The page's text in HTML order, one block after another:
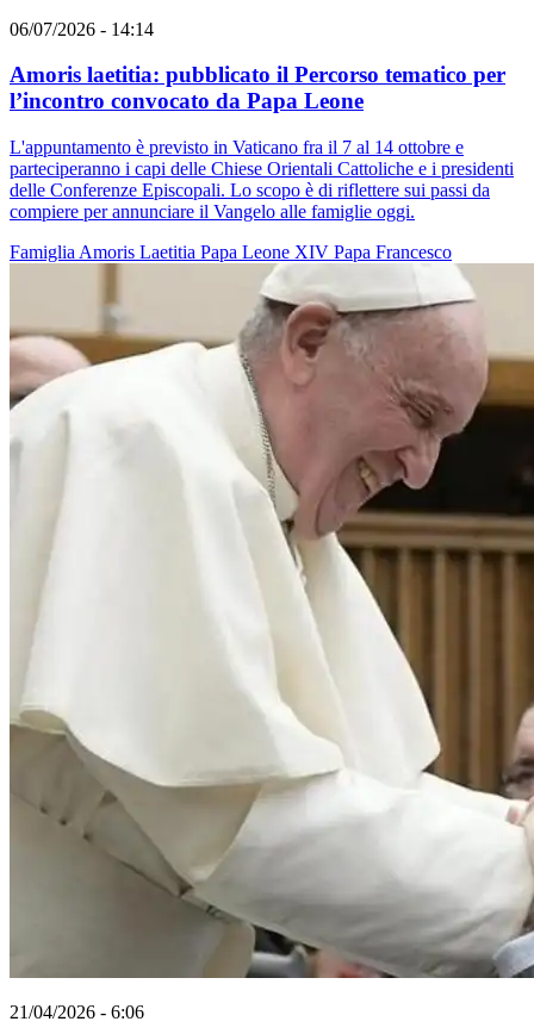
06/07/2026 - 14:14
Amoris laetitia: pubblicato il Percorso tematico per
l’incontro convocato da Papa Leone
L'appuntamento è previsto in Vaticano fra il 7 al 14 ottobre e
parteciperanno i capi delle Chiese Orientali Cattoliche e i presidenti
delle Conferenze Episcopali. Lo scopo è di riflettere sui passi da
compiere per annunciare il Vangelo alle famiglie oggi.
Famiglia Amoris Laetitia Papa Leone XIV Papa Francesco
21/04/2026 - 6:06